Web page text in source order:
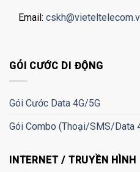
Email:
GÓI CƯỚC DI ĐỘNG
Gói Cước Data 4G/5G
Gói Combo (Thoại/SMS/Data
INTERNET / TRUYỀN HÌNH